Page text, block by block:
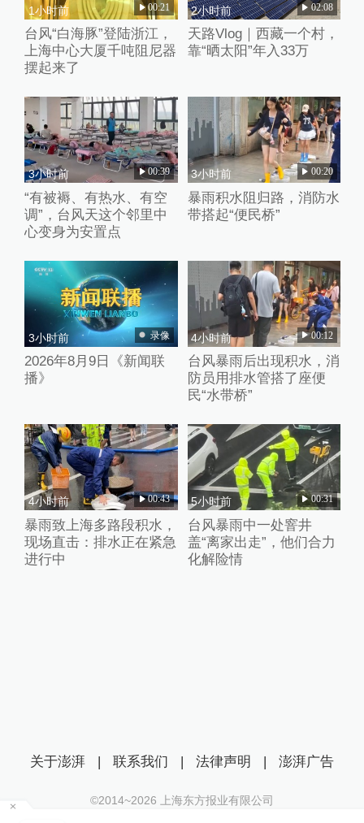
1小时前 00:21
台风“白海豚”登陆浙江，
上海中心大厦千吨阻尼器
摆起来了
2小时前 02:08
天路Vlog｜西藏一个村，
靠“晒太阳”年入33万
3小时前 00:39
“有被褥、有热水、有空
调”，台风天这个邻里中
心变身为安置点
3小时前 00:20
暴雨积水阻归路，消防水
带搭起“便民桥”
3小时前 录像
2026年8月9日《新闻联
播》
4小时前 00:12
台风暴雨后出现积水，消
防员用排水管搭了座便
民“水带桥”
4小时前 00:43
暴雨致上海多路段积水，
现场直击：排水正在紧急
进行中
5小时前 00:31
台风暴雨中一处窨井
盖“离家出走”，他们合力
化解险情
关于澎湃 | 联系我们 | 法律声明 | 澎湃广告
©2014~2026 上海东方报业有限公司